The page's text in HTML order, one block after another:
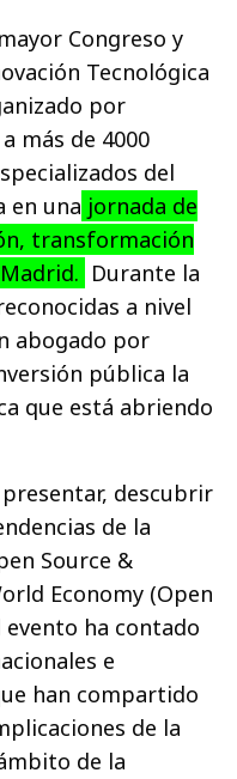
Congreso y
Tecnológica
por
más de 4000
del
en una jornada de
transformación
Durante la
a nivel
abogado por
pública la
que está abriendo
descubrir
de la
Source &
Economy (Open
ha contado
e
han compartido
de la
de la